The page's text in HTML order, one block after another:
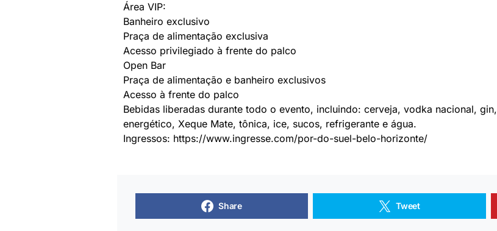
Área VIP:
Banheiro exclusivo
Praça de alimentação exclusiva
Acesso privilegiado à frente do palco
Open Bar
Praça de alimentação e banheiro exclusivos
Acesso à frente do palco
Bebidas liberadas durante todo o evento, incluindo: cerveja, vodka nacional, gin,
energético, Xeque Mate, tônica, ice, sucos, refrigerante e água.
Ingressos: https://www.ingresse.com/por-do-suel-belo-horizonte/
Share Tweet